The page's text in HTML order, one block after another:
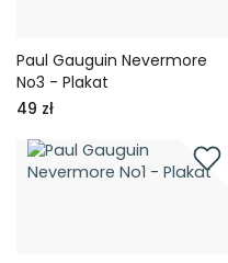
Paul Gauguin Nevermore
No3 - Plakat
49 zł